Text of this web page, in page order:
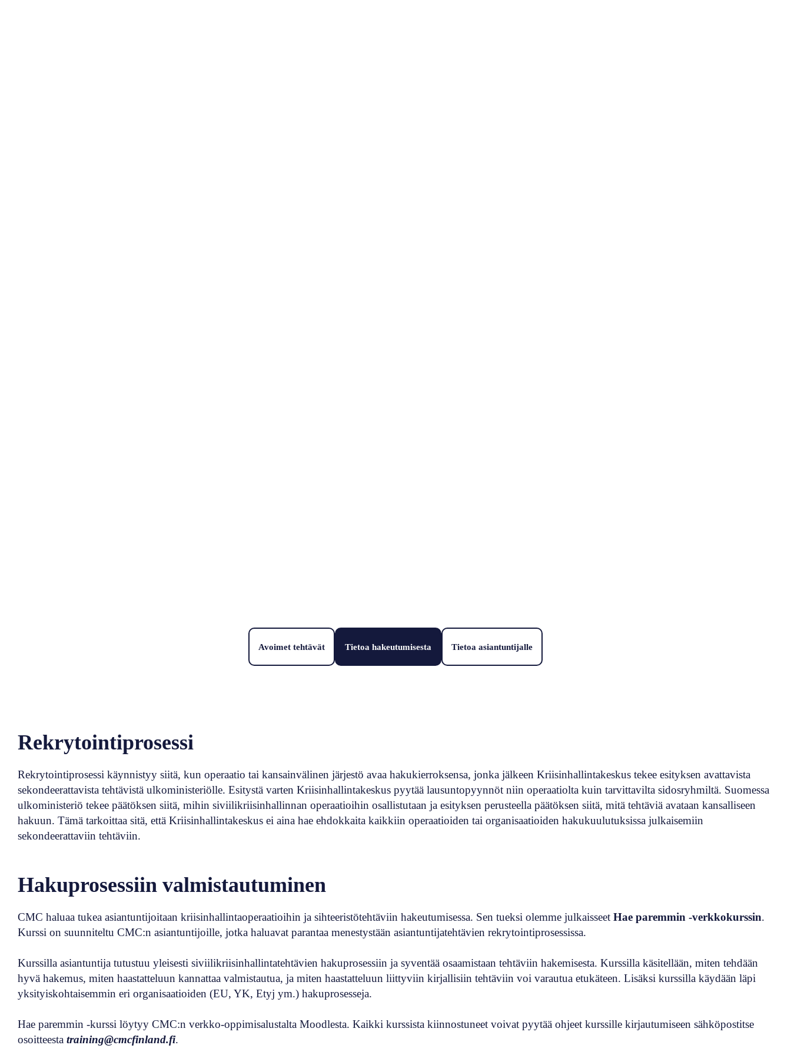
Avoimet tehtävät Tietoa hakeutumisesta Tietoa asiantuntijalle
Rekrytointiprosessi
Rekrytointiprosessi käynnistyy siitä, kun operaatio tai kansainvälinen järjestö avaa hakukierroksensa, jonka jälkeen Kriisinhallintakeskus tekee esityksen avattavista
sekondeerattavista tehtävistä ulkoministeriölle. Esitystä varten Kriisinhallintakeskus pyytää lausuntopyynnöt niin operaatiolta kuin tarvittavilta sidosryhmiltä. Suomessa
ulkoministeriö tekee päätöksen siitä, mihin siviilikriisinhallinnan operaatioihin osallistutaan ja esityksen perusteella päätöksen siitä, mitä tehtäviä avataan kansalliseen
hakuun. Tämä tarkoittaa sitä, että Kriisinhallintakeskus ei aina hae ehdokkaita kaikkiin operaatioiden tai organisaatioiden hakukuulutuksissa julkaisemiin
sekondeerattaviin tehtäviin.
Hakuprosessiin valmistautuminen
CMC haluaa tukea asiantuntijoitaan kriisinhallintaoperaatioihin ja sihteeristötehtäviin hakeutumisessa. Sen tueksi olemme julkaisseet Hae paremmin -verkkokurssin.
Kurssi on suunniteltu CMC:n asiantuntijoille, jotka haluavat parantaa menestystään asiantuntijatehtävien rekrytointiprosessissa.
Kurssilla asiantuntija tutustuu yleisesti siviilikriisinhallintatehtävien hakuprosessiin ja syventää osaamistaan tehtäviin hakemisesta. Kurssilla käsitellään, miten tehdään
hyvä hakemus, miten haastatteluun kannattaa valmistautua, ja miten haastatteluun liittyviin kirjallisiin tehtäviin voi varautua etukäteen. Lisäksi kurssilla käydään läpi
yksityiskohtaisemmin eri organisaatioiden (EU, YK, Etyj ym.) hakuprosesseja.
Hae paremmin -kurssi löytyy CMC:n verkko-oppimisalustalta Moodlesta. Kaikki kurssista kiinnostuneet voivat pyytää ohjeet kurssille kirjautumiseen sähköpostitse
osoitteesta training@cmcfinland.fi.